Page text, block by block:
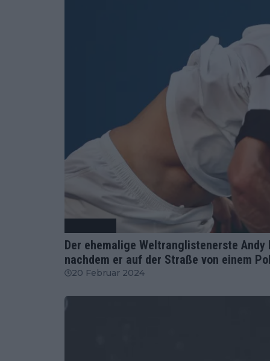
Der ehemalige Weltranglistenerste
nachdem er auf der Straße von einem
20 Februar 2024